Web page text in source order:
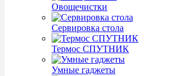
Овощечистки
Сервировка стола
Термос СПУТНИК
Умные гаджеты